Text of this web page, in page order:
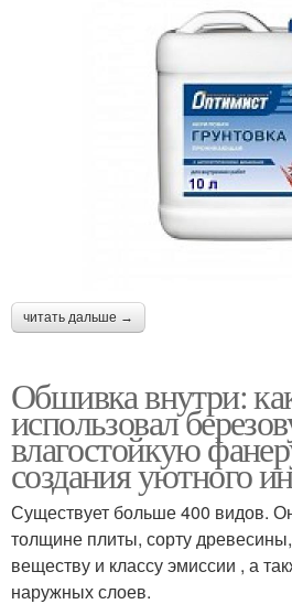
читать дальше →
Обшивка внутри:
использовал
влагостойкую
создания уютного
Существует больше 400 видов.
толщине плиты, сорту
веществу и классу эмиссии , а
наружных слоев.